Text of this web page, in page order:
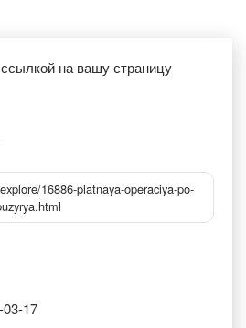
на вашу страницу
16886-platnaya-operaciya-po-
17